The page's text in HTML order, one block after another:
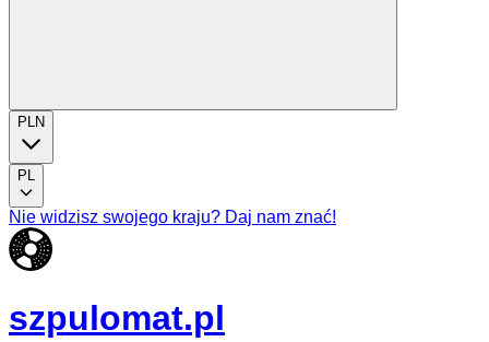
PLN
PL
Nie widzisz swojego kraju? Daj nam znać!
szpulomat.pl